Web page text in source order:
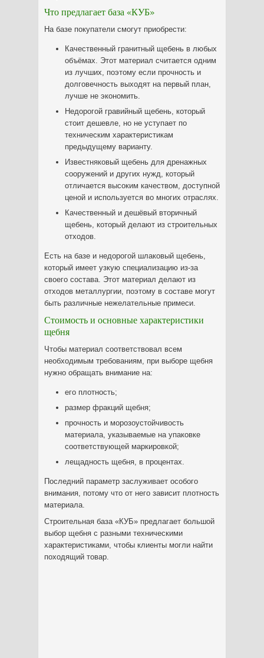
Что предлагает база «КУБ»
На базе покупатели смогут приобрести:
Качественный гранитный щебень в любых
объёмах. Этот материал считается одним
из лучших, поэтому если прочность и
долговечность выходят на первый план,
лучше не экономить.
Недорогой гравийный щебень, который
стоит дешевле, но не уступает по
техническим характеристикам
предыдущему варианту.
Известняковый щебень для дренажных
сооружений и других нужд, который
отличается высоким качеством, доступной
ценой и используется во многих отраслях.
Качественный и дешёвый вторичный
щебень, который делают из строительных
отходов.
Есть на базе и недорогой шлаковый щебень,
который имеет узкую специализацию из-за
своего состава. Этот материал делают из
отходов металлургии, поэтому в составе могут
быть различные нежелательные примеси.
Стоимость и основные характеристики
щебня
Чтобы материал соответствовал всем
необходимым требованиям, при выборе щебня
нужно обращать внимание на:
его плотность;
размер фракций щебня;
прочность и морозоустойчивость
материала, указываемые на упаковке
соответствующей маркировкой;
лещадность щебня, в процентах.
Последний параметр заслуживает особого
внимания, потому что от него зависит плотность
материала.
Строительная база «КУБ» предлагает большой
выбор щебня с разными техническими
характеристиками, чтобы клиенты могли найти
походящий товар.